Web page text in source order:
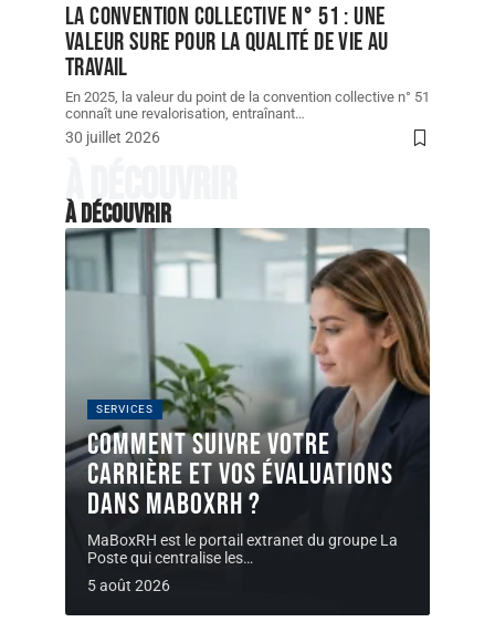
La convention collective n° 51 : une
valeur sure pour la qualité de vie au
travail
En 2025, la valeur du point de la convention collective n° 51
connaît une revalorisation, entraînant…
30 juillet 2026
À découvrir
À découvrir
SERVICES
Comment suivre votre
carrière et vos évaluations
dans MaBoxRH ?
MaBoxRH est le portail extranet du groupe La
Poste qui centralise les…
5 août 2026